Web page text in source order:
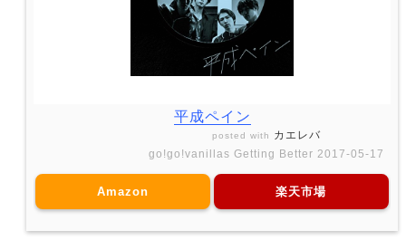
平成ペイン
posted with カエレバ
go!go!vanillas Getting Better 2017-05-17
Amazon 楽天市場